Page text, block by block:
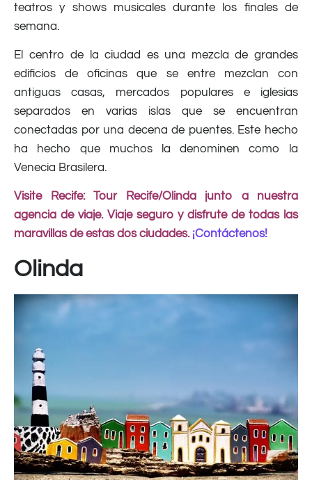
teatros y shows musicales durante los finales de
semana.
El centro de la ciudad es una mezcla de grandes
edificios de oficinas que se entre mezclan con
antiguas casas, mercados populares e iglesias
separados en varias islas que se encuentran
conectadas por una decena de puentes. Este hecho
ha hecho que muchos la denominen como la
Venecia Brasilera.
Visite Recife: Tour Recife/Olinda junto a nuestra
agencia de viaje. Viaje seguro y disfrute de todas las
maravillas de estas dos ciudades. ¡Contáctenos!
Olinda